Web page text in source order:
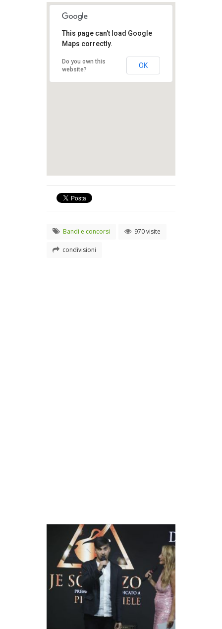
This page can't load Google
Maps correctly.
Do you own this
website?
OK
Bandi e concorsi 970 visite
condivisioni